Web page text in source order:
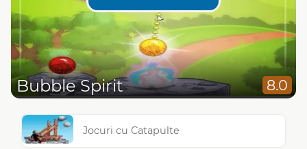
Bubble Spirit 8.0
Jocuri cu Catapulte